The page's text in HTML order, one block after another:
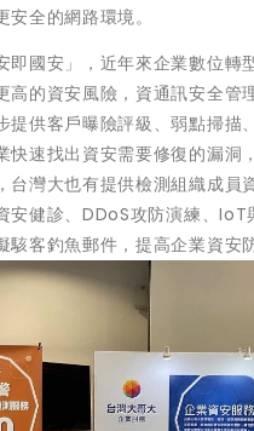
全的網路環境。
即國安」，近年來企業數位轉
高的資安風險，資通訊安全管
提供客戶曝險評級、弱點掃描
快速找出資安需要修復的漏洞
台灣大也有提供檢測組織成員
安健診、DDoS攻防演練、
駭客釣魚郵件，提高企業資安